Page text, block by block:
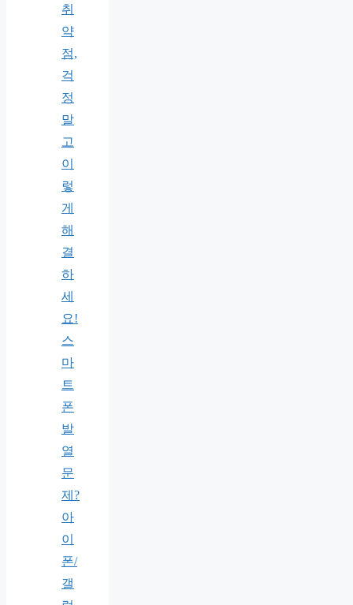
취
약
점,
걱
정
말
고
이
렇
게
해
결
하
세
요!
스
마
트
폰
발
열
문
제?
아
이
폰/
갤